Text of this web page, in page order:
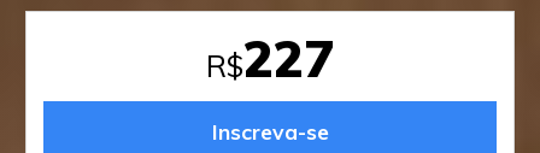
R$227
Inscreva-se